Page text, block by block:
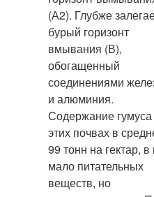
(А2). Глубже
бурый горизонт
вмывания (В),
обогащенный
соединениями
и алюминия.
Содержание
этих почвах в
99 тонн на гектар, в
мало питательных
веществ, но